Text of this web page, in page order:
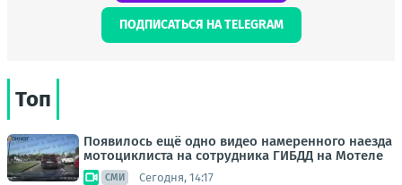
ПОДПИСАТЬСЯ НА TELEGRAM
Топ
Появилось ещё одно видео намеренного наезда
мотоциклиста на сотрудника ГИБДД на Мотеле
СМИ Сегодня, 14:17